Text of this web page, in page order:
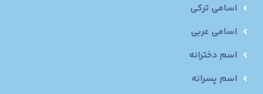
اسامی ترکی
اسامی عربی
اسم دخترانه
اسم پسرانه